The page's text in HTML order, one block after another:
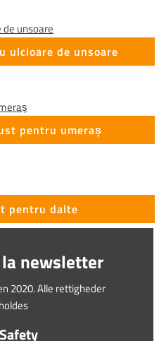
ulcioare de unsoare
pentru umeraș
pentru dalte
newsletter
2020. Alle rettigheder